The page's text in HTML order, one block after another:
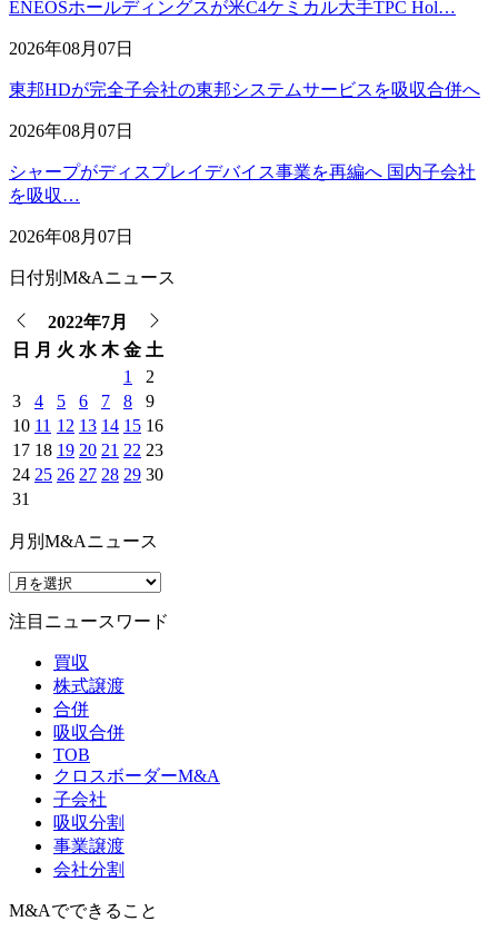
ENEOSホールディングスが米C4ケミカル大手TPC Hol…
2026年08月07日
東邦HDが完全子会社の東邦システムサービスを吸収合併へ
2026年08月07日
シャープがディスプレイデバイス事業を再編へ 国内子会社
を吸収…
2026年08月07日
日付別M&Aニュース
2022年7月
日
月 火 水 木 金 土
1
2
3
4 5 6 7 8
9
10 11 12 13 14 15 16
17 18 19 20 21 22 23
24 25 26 27 28 29 30
31
月別M&Aニュース
注目ニュースワード
買収
株式譲渡
合併
吸収合併
TOB
クロスボーダーM&A
子会社
吸収分割
事業譲渡
会社分割
M&Aでできること